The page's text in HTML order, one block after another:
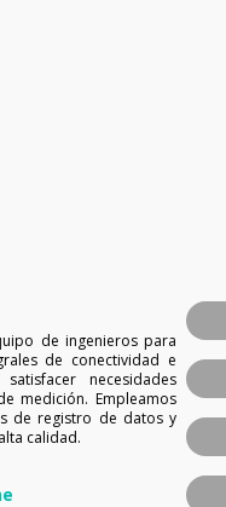
de ingenieros para
de conectividad e
necesidades
medición. Empleamos
de registro de datos y
calidad.